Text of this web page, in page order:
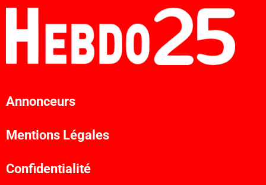
Annonceurs
Mentions Légales
Confidentialité